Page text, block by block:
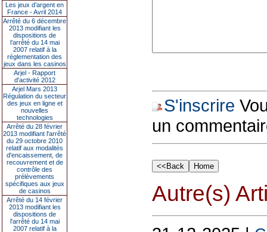
Les jeux d’argent en
France - Avril 2014
Arrêté du 6 décembre
2013 modifiant les
dispositions de
l’arrêté du 14 mai
2007 relatif à la
réglementation des
jeux dans les casinos
Arjel - Rapport
d'activité 2012
Arjel Mars 2013
Régulation du secteur
des jeux en ligne et
nouvelles
technologies
Arrêté du 28 février
2013 modifiant l'arrêté
du 29 octobre 2010
relatif aux modalités
d'encaissement, de
recouvrement et de
contrôle des
prélèvements
spécifiques aux jeux
de casinos
Arrêté du 14 février
2013 modifiant les
dispositions de
l'arrêté du 14 mai
2007 relatif à la
S'inscrire
un
Autre(s)